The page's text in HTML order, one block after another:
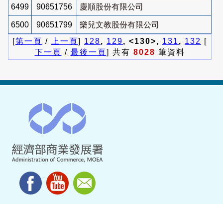
6499 90651756 慶順股份有限公司
6500 90651799
樂兒文教股份有限公司
[第一頁 / 上一頁] 128, 129, <130>, 131 , 132
[
下一頁 / 最後一頁] 共有 8028 筆資料